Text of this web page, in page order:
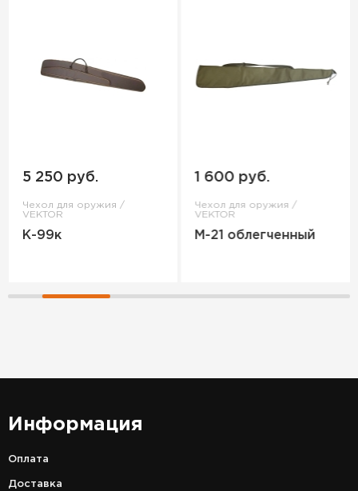
5 250 руб.
Чехол для оружия /
VEKTOR
К-99к
1 600 руб.
Чехол для оружия /
VEKTOR
М-21 облегченный
Информация
Оплата
Доставка